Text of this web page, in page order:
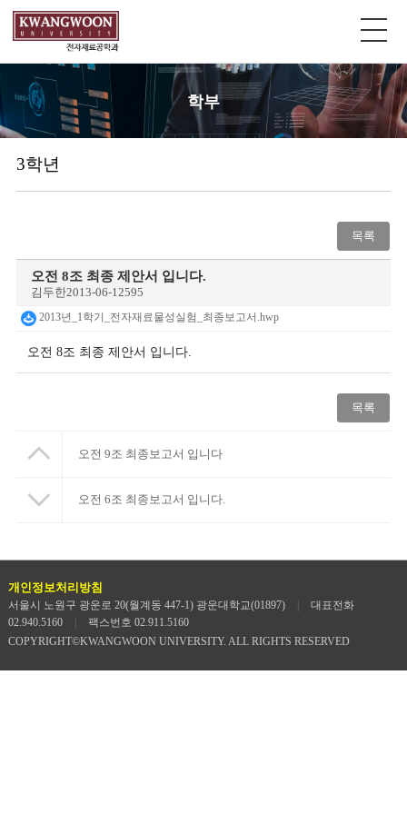
학부
3학년
목록
오전 8조 최종 제안서 입니다.
김두한2013-06-12595
2013년_1학기_전자재료물성실험_최종보고서.hwp
오전 8조 최종 제안서 입니다.
목록
오전 9조 최종보고서 입니다
오전 6조 최종보고서 입니다.
개인정보처리방침
서울시 노원구 광운로 20(월계동 447-1) 광운대학교(01897)
대표전화
02.940.5160
팩스번호 02.911.5160
COPYRIGHT©KWANGWOON UNIVERSITY. ALL RIGHTS RESERVED